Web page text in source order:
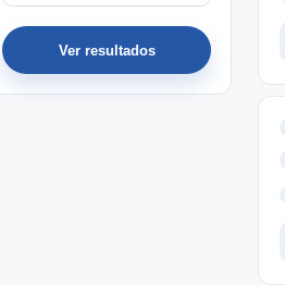
Ver resultados